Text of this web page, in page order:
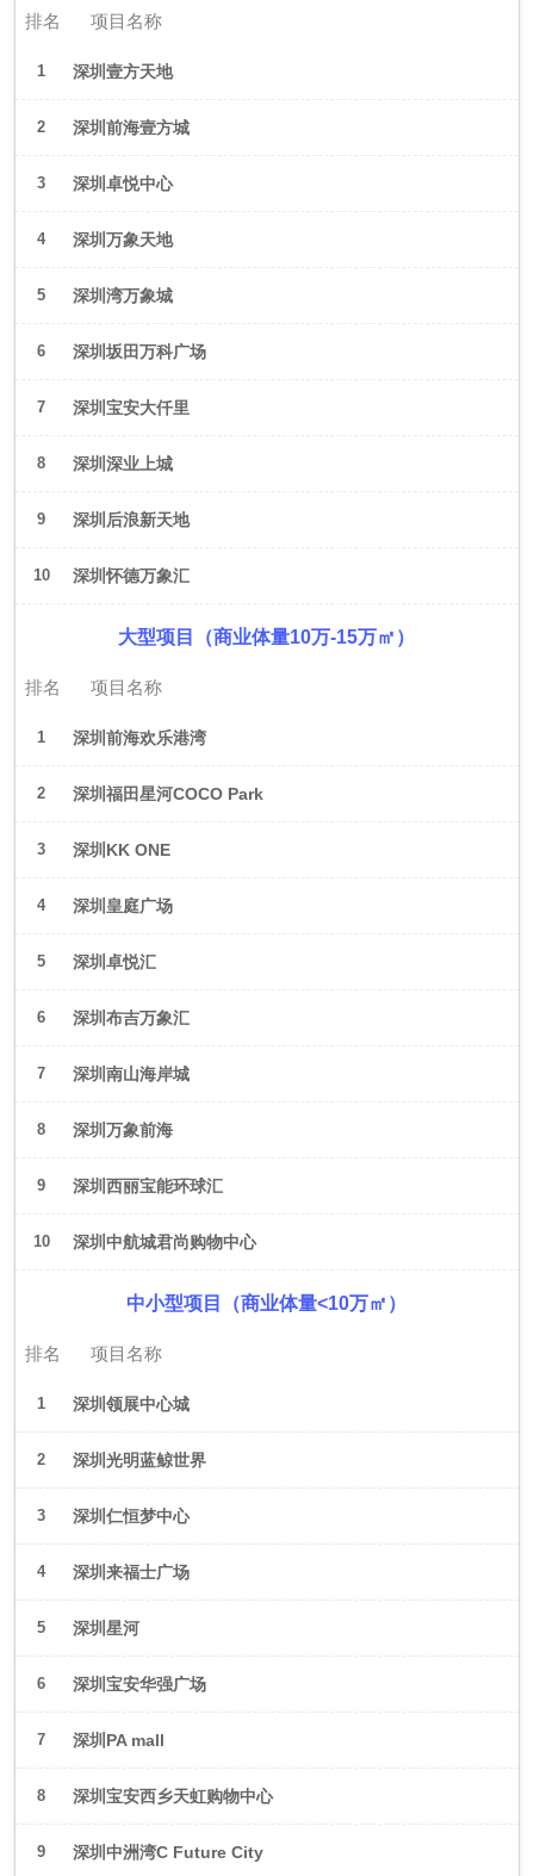
排名 项目名称
1 深圳壹方天地
2 深圳前海壹方城
3 深圳卓悦中心
4 深圳万象天地
5 深圳湾万象城
6 深圳坂田万科广场
7 深圳宝安大仟里
8 深圳深业上城
9 深圳后浪新天地
10 深圳怀德万象汇
大型项目（商业体量10万-15万㎡）
排名 项目名称
1 深圳前海欢乐港湾
2 深圳福田星河COCO Park
3 深圳KK ONE
4 深圳皇庭广场
5 深圳卓悦汇
6 深圳布吉万象汇
7 深圳南山海岸城
8 深圳万象前海
9 深圳西丽宝能环球汇
10 深圳中航城君尚购物中心
中小型项目（商业体量<10万㎡）
排名 项目名称
1 深圳领展中心城
2 深圳光明蓝鲸世界
3 深圳仁恒梦中心
4 深圳来福士广场
5 深圳星河
WORLD·COCOPark
6 深圳宝安华强广场
7 深圳PA mall
8 深圳宝安西乡天虹购物中心
9 深圳中洲湾C Future City